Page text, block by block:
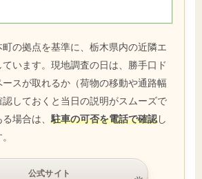
の拠点を基準に、栃木県内の近隣エ
ています。現地調査の日は、勝手口ド
スが取れるか（荷物の移動や通路幅
しておくと当日の説明がスムーズで
場合は、 駐車の可否を電話で確認し
公式サイト